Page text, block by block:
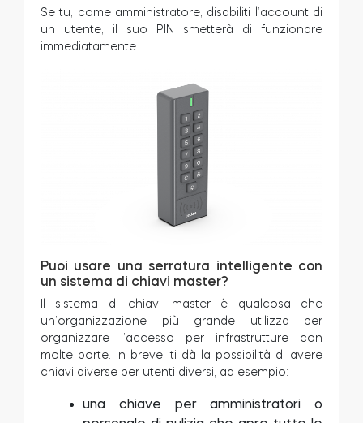
Se tu, come amministratore, disabiliti l’account di
un utente, il suo PIN smetterà di funzionare
immediatamente.
Puoi usare una serratura intelligente con
un sistema di chiavi master?
Il sistema di chiavi master è qualcosa che
un’organizzazione più grande utilizza per
organizzare l’accesso per infrastrutture con
molte porte. In breve, ti dà la possibilità di avere
chiavi diverse per utenti diversi, ad esempio:
una chiave per amministratori o